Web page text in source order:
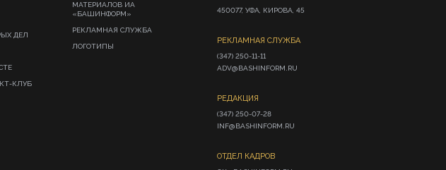
ДЕЛ
КЛУБ
МАТЕРИАЛОВ ИА
«БАШИНФОРМ»
РЕКЛАМНАЯ СЛУЖБА
ЛОГОТИПЫ
450077, УФА, КИРОВА, 45
РЕКЛАМНАЯ СЛУЖБА
(347) 250-11-11
ADV@BASHINFORM.RU
РЕДАКЦИЯ
(347) 250-07-28
INF@BASHINFORM.RU
ОТДЕЛ КАДРОВ